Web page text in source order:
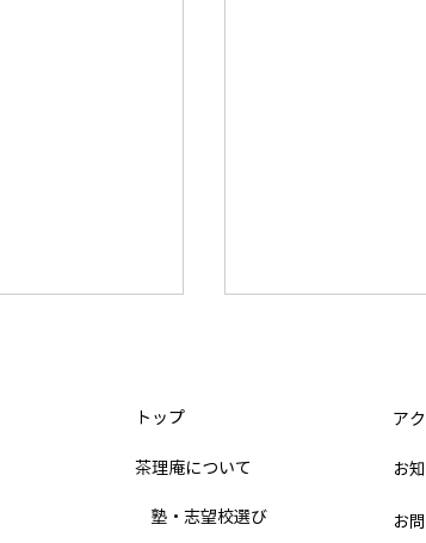
なすのがとても
でしたが、いつ
講習の社会の課題
中して やった
ぼくは、なかなか
一校から 合格 をも
3日目の夜に「不合
「もうやめたい」
​トップ
​茶理庵について
​ 塾・志望校選び
ア
お
お